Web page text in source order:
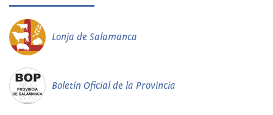
Lonja de Salamanca
Boletín Oficial de la Provincia